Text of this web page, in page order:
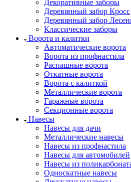
Декоративные заборы
Деревянный забор Кросс
Деревянный забор
Классические заборы
Ворота и калитки
Автоматические ворота
Ворота из профнастила
Распашные ворота
Откатные ворота
Ворота с калиткой
Металлические ворота
Гаражные ворота
Секционные ворота
Навесы
Навесы для дачи
Металлические навесы
Навесы из профнастила
Навесы для автомобилей
Навесы из
Односкатные навесы